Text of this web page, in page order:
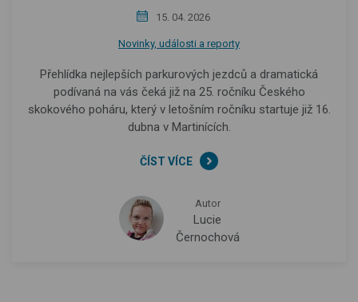
15. 04. 2026
Novinky, události a reporty
Přehlídka nejlepších parkurových jezdců a dramatická
podívaná na vás čeká již na 25. ročníku Českého
skokového poháru, který v letošním ročníku startuje již 16.
dubna v Martinících.
ČÍST VÍCE
Autor
Lucie
Černochová